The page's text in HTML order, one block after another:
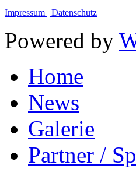
Impressum | Datenschutz
Powered by
Home
News
Galerie
Partner /